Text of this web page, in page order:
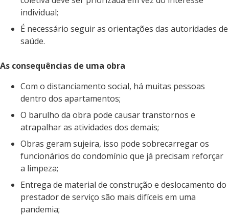
individual;
É necessário seguir as orientações das autoridades de
saúde.
As consequências de uma obra
Com o distanciamento social, há muitas pessoas
dentro dos apartamentos;
O barulho da obra pode causar transtornos e
atrapalhar as atividades dos demais;
Obras geram sujeira, isso pode sobrecarregar os
funcionários do condomínio que já precisam reforçar
a limpeza;
Entrega de material de construção e deslocamento do
prestador de serviço são mais difíceis em uma
pandemia;